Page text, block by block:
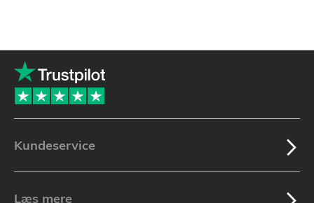
Kundeservice
Læs mere